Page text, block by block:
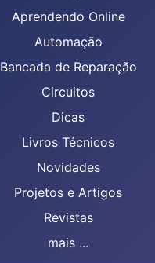
Aprendendo Online
Automação
Bancada de Reparação
Circuitos
Dicas
Livros Técnicos
Novidades
Projetos e Artigos
Revistas
mais ...